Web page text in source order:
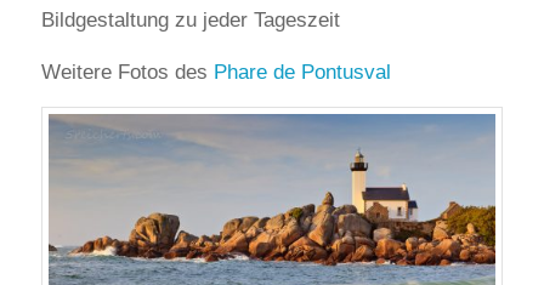
Bildgestaltung zu jeder Tageszeit
Weitere Fotos des Phare de Pontusval